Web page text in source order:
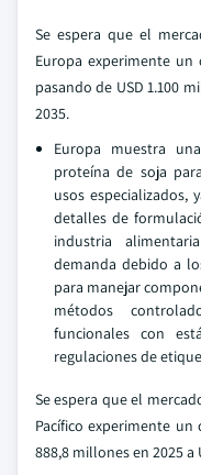
Se espera que el
Europa experimente
pasando de USD 1.100
2035.
Europa muestra
proteína de soja
usos
detalles de
industria
demanda debido a
para manejar
métodos
funcionales con
regulaciones de
Se espera que el
Pacífico experimente un
888,8 millones en 2025 a